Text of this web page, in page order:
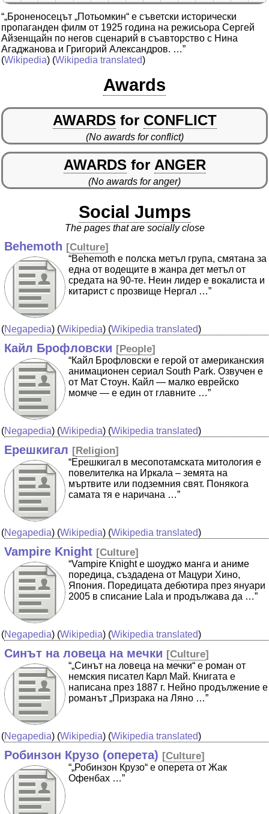
“„Броненосецът „Потьомкин“ е съветски исторически
пропаганден филм от 1925 година на режисьора Сергей
Айзенщайн по негов сценарий в съавторство с Нина
Агаджанова и Григорий Александров. …”
(Wikipedia) (Wikipedia translated)
Awards
AWARDS for CONFLICT
(No awards for conflict)
AWARDS for ANGER
(No awards for anger)
Social Jumps
The pages that are socially close
Behemoth [Culture]
“Behemoth е полска метъл група, смятана за
една от водещите в жанра дет метъл от
средата на 90-те. Неин лидер е вокалиста и
китарист с прозвище Нергал …”
(Negapedia) (Wikipedia) (Wikipedia translated)
Кайл Брофловски [People]
“Кайл Брофловски е герой от американския
анимационен сериал South Park. Озвучен е
от Мат Стоун. Кайл — малко еврейско
момче — е един от главните …”
(Negapedia) (Wikipedia) (Wikipedia translated)
Ерешкигал [Religion]
“Ерешкигал в месопотамската митология е
повелителка на Иркала – земята на
мъртвите или подземния свят. Понякога
самата тя е наричана …”
(Negapedia) (Wikipedia) (Wikipedia translated)
Vampire Knight [Culture]
“Vampire Knight е шоуджо манга и аниме
поредица, създадена от Мацури Хино,
Япония. Поредицата дебютира през януари
2005 в списание Lala и продължава да …”
(Negapedia) (Wikipedia) (Wikipedia translated)
Синът на ловеца на мечки [Culture]
“„Синът на ловеца на мечки“ е роман от
немския писател Карл Май. Книгата е
написана през 1887 г. Нейно продължение е
романът „Призрака на Ляно …”
(Negapedia) (Wikipedia) (Wikipedia translated)
Робинзон Крузо (оперета) [Culture]
“„Робинзон Крузо“ е оперета от Жак
Офенбах …”